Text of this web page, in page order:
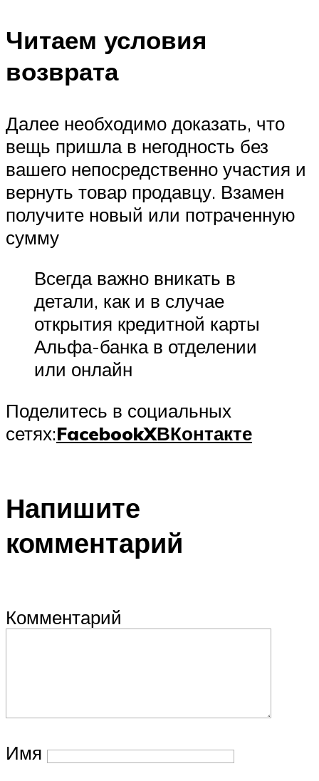
Читаем условия
возврата
Далее необходимо доказать, что
вещь пришла в негодность без
вашего непосредственно участия и
вернуть товар продавцу. Взамен
получите новый или потраченную
сумму
Всегда важно вникать в
детали, как и в случае
открытия кредитной карты
Альфа-банка в отделении
или онлайн
Поделитесь в социальных
сетях:FacebookXВКонтакте
Напишите
комментарий
Комментарий
Имя